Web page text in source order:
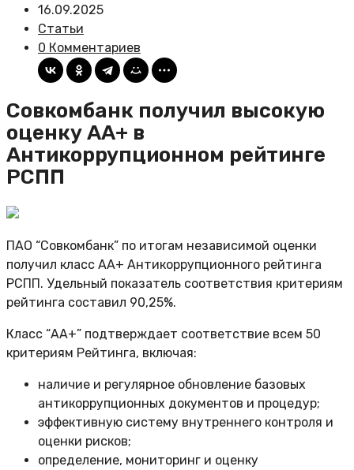
16.09.2025
Статьи
0 Комментариев
Совкомбанк получил высокую
оценку АА+ в
Антикоррупционном рейтинге
РСПП
ПАО “Совкомбанк” по итогам независимой оценки
получил класс АА+ Антикоррупционного рейтинга
РСПП. Удельный показатель соответствия критериям
рейтинга составил 90,25%.
Класс “АА+” подтверждает соответствие всем 50
критериям Рейтинга, включая:
наличие и регулярное обновление базовых
антикоррупционных документов и процедур;
эффективную систему внутреннего контроля и
оценки рисков;
определение, мониторинг и оценку